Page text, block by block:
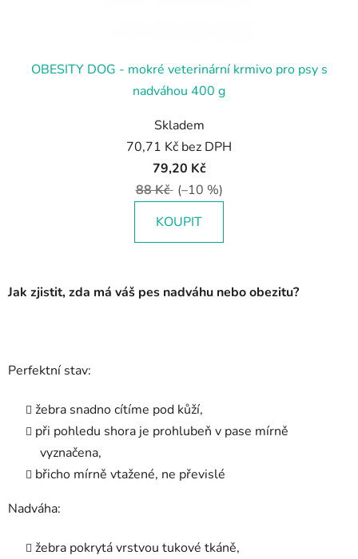
OBESITY DOG - mokré veterinární krmivo pro psy s
nadváhou 400 g
Skladem
70,71 Kč bez DPH
79,20 Kč
88 Kč (–10 %)
KOUPIT
Jak zjistit, zda má váš pes nadváhu nebo obezitu?
Perfektní stav:
žebra snadno cítíme pod kůží,
při pohledu shora je prohlubeň v pase mírně
vyznačena,
břicho mírně vtažené, ne převislé
Nadváha:
žebra pokrytá vrstvou tukové tkáně,